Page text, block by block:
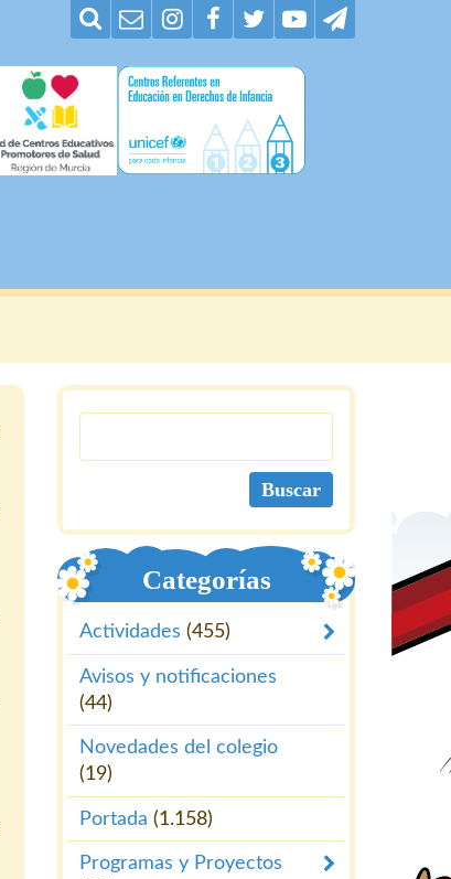
Categorías
Actividades (455)
Avisos y notificaciones
(44)
Novedades del colegio
(19)
Portada (1.158)
Programas y Proyectos